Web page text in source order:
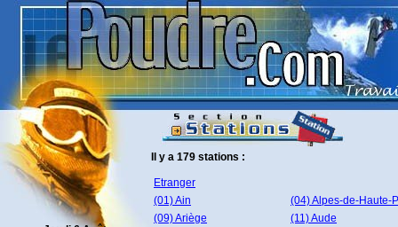
Il y a 179 stations :
Etranger
(01) Ain
(04) Alpes-de-Haute-
(09) Ariège
(11) Aude